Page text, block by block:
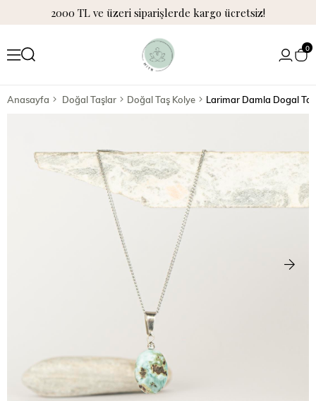
2000 TL ve üzeri siparişlerde kargo ücretsiz!
0
Anasayfa Doğal Taşlar Doğal Taş Kolye Larimar Damla Dogal